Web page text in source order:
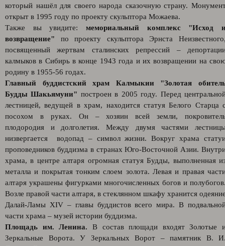
который нашёл для своего народа сказочную страну.
открыт в 1995 году по проекту скульптора Можаева.
Также вы увидите: мемориальный комплекс "Исход
возвращение" по проекту скульптора Эрнста
посвященный жертвам сталинских репрессий –
калмыков в Сибирь в конце 1943 года и их возвращении на
родину в 1955-56 годах.
Главный буддистский храм Калмыкии "Золотая
Будды Шакьямуни" построен в 2005 году. Перед
лестницей, ведущей в храм, находится статуя Белого Старца
посохом в руках. Он – хозяин всей земли,
плодородия и долголетия. Между двумя частями
низвергается водопад – символ жизни. Вокруг храма
проповедников буддизма в странах Юго-Восточной Азии.
храма, в центре алтаря огромная статуя Будды, выполненная
металла и покрытая тонким слоем золота. Левая и правая
алтаря украшены фигурками многочисленных богов и
Возле правой части алтаря, в стеклянном шкафу хранится
Далай-Ламы XIV – главы буддистов всего мира. В
части храма – музей истории буддизма.
Площадь им. Ленина. В состав площади входят Золотые
Зеркальные Ворота. У Зеркальных Ворот – памятник В.